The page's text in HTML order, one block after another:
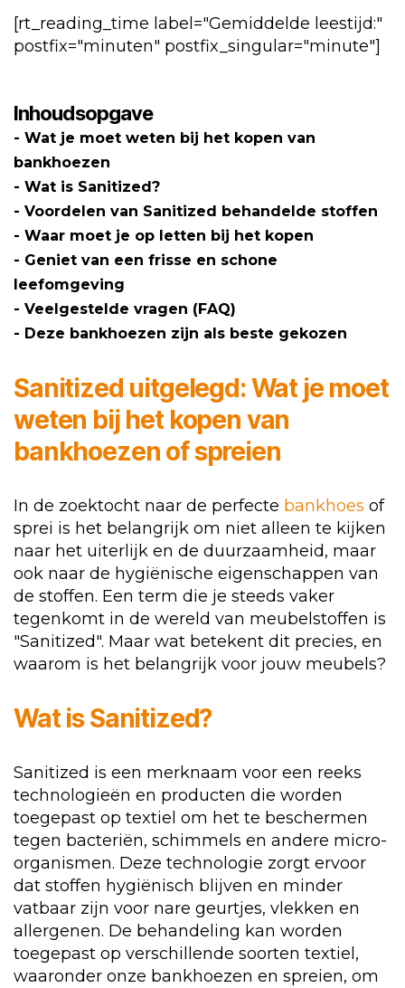
spreien
[rt_reading_time label="Gemiddelde leestijd:"
postfix="minuten" postfix_singular="minute"]
Inhoudsopgave
Wat je moet weten bij het kopen van
bankhoezen
Wat is Sanitized?
Voordelen van Sanitized behandelde stoffen
Waar moet je op letten bij het kopen
Geniet van een frisse en schone
leefomgeving
Veelgestelde vragen (FAQ)
Deze bankhoezen zijn als beste gekozen
Sanitized uitgelegd: Wat je moet
weten bij het kopen van
bankhoezen of spreien
In de zoektocht naar de perfecte bankhoes of
sprei is het belangrijk om niet alleen te kijken
naar het uiterlijk en de duurzaamheid, maar
ook naar de hygiënische eigenschappen van
de stoffen. Een term die je steeds vaker
tegenkomt in de wereld van meubelstoffen is
"Sanitized". Maar wat betekent dit precies, en
waarom is het belangrijk voor jouw meubels?
Wat is Sanitized?
Sanitized is een merknaam voor een reeks
technologieën en producten die worden
toegepast op textiel om het te beschermen
tegen bacteriën, schimmels en andere micro-
organismen. Deze technologie zorgt ervoor
dat stoffen hygiënisch blijven en minder
vatbaar zijn voor nare geurtjes, vlekken en
allergenen. De behandeling kan worden
toegepast op verschillende soorten textiel,
waaronder onze bankhoezen en spreien, om